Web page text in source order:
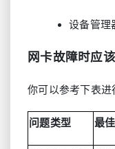
设备管理
网卡故障时应
你可以参考下表进
问题类型 最